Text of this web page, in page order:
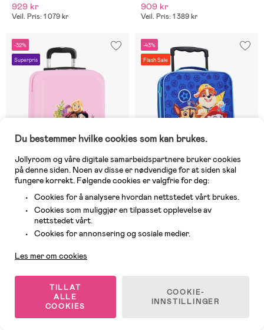
929 kr
Veil. Pris: 1 079 kr
909 kr
Veil. Pris: 1 389 kr
-32%
Superpris
8 IGJEN
Disney Princess Koffert 38L,
629 kr
Veil. Pris: 1 079 kr
-43%
Flash Sale
5 IGJEN
(0)
Paw Patrol Made To Roll
Best i test
Du bestemmer hvilke cookies som kan brukes.
Jollyroom og våre digitale samarbeidspartnere bruker cookies
på denne siden. Noen av disse er nødvendige for at siden skal
fungere korrekt. Følgende cookies er valgfrie for deg:
Cookies for å analysere hvordan nettstedet vårt brukes.
Cookies som muliggjør en tilpasset opplevelse av
nettstedet vårt.
Cookies for annonsering og sosiale medier.
Les mer om cookies
TILLAT
ALLE
COOKIES
COOKIE-
INNSTILLINGER